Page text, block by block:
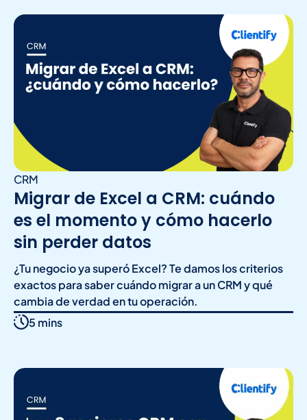
CRM
Migrar de Excel a CRM: cuándo
es el momento y cómo hacerlo
sin perder datos
¿Tu negocio ya superó Excel? Te damos los criterios
exactos para saber cuándo migrar a un CRM y qué
cambia de verdad en tu operación.
5 mins